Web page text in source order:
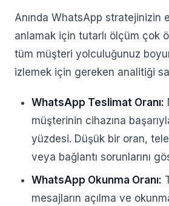
Anında WhatsApp stratejinizin
anlamak için tutarlı ölçüm çok
tüm müşteri yolculuğunuz
izlemek için gereken analitiği
WhatsApp Teslimat Oranı:
müşterinin cihazına
yüzdesi. Düşük bir oran,
veya bağlantı sorunlarını
WhatsApp Okunma Oranı:
mesajların açılma ve